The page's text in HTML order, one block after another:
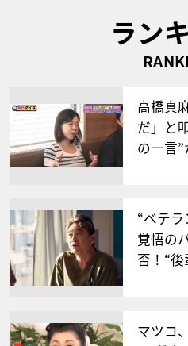
ラン
高橋真
だ」と
の一言
“ベテ
覚悟の
否！“
マツコ